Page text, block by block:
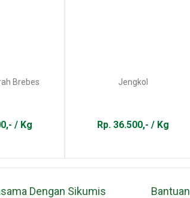
Brebes
/ Kg
Jengkol
Rp. 36.500,- / Kg
Dengan Sikumis Bantuan